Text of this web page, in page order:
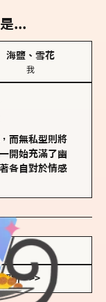
...
海鹽、雪花
我
而無私型則將
開始充滿了幽
各自對於情感
析 >>>